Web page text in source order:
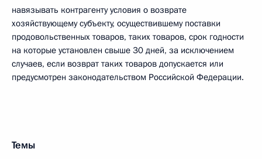
навязывать контрагенту условия о возврате
хозяйствующему субъекту, осуществившему поставки
продовольственных товаров, таких товаров, срок годности
на которые установлен свыше 30 дней, за исключением
случаев, если возврат таких товаров допускается или
предусмотрен законодательством Российской Федерации.
Темы